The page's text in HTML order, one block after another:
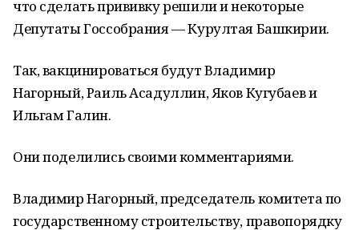
что сделать прививку решили и некоторые
Депутаты Госсобрания — Курултая Башкирии.
Так, вакцинироваться будут Владимир
Нагорный, Раиль Асадуллин, Яков Кугубаев и
Ильгам Галин.
Они поделились своими комментариями.
Владимир Нагорный, председатель комитета по
государственному строительству, правопорядку